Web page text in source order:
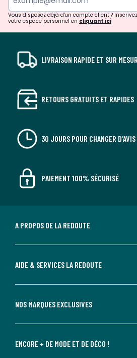
Vous disposez déjà d'un compte client ?
votre espace personnel en cliquant ici
LIVRAISON RAPIDE ET SUR
RETOURS GRATUITS ET RAPIDES
30 JOURS POUR CHANGER D'AVIS
PAIEMENT 100% SÉCURISÉ
A PROPOS DE LA REDOUTE
AIDE & SERVICES LA REDOUTE
NOS MARQUES EXCLUSIVES
ENCORE + DE MODE ET DE DÉCO !